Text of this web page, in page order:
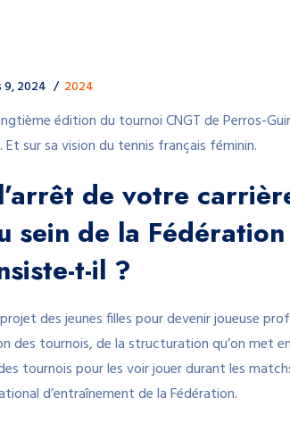
9, 2024 2024
édition du tournoi CNGT de Perros-
Et sur sa vision du tennis français féminin.
de votre
sein de la
t-il ?
des jeunes filles pour devenir joueuse
des tournois, de la structuration qu’on met
tournois pour les voir jouer durant les
d’entraînement de la Fédération.